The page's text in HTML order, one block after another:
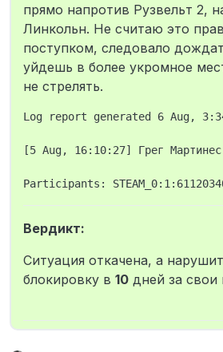
прямо напротив Рузвельт 2,
Линкольн. Не считаю это
поступком, следовало
уйдешь в более укромное
не стрелять.
Log report generated 6 Aug,
[5 Aug, 16:10:27] Грег
Вердикт:
Ситуация откачена, а
блокировку в 10 дней за свои